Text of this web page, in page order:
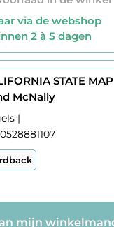
via de webshop
2 à 5 dagen
STATE MAP
McNally
|